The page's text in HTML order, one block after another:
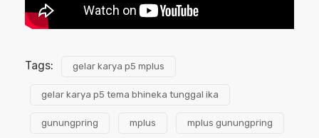
Tags: gelar karya p5 mplus
gelar karya p5 tema bhineka tunggal ika
gunungpring mplus mplus gunungpring